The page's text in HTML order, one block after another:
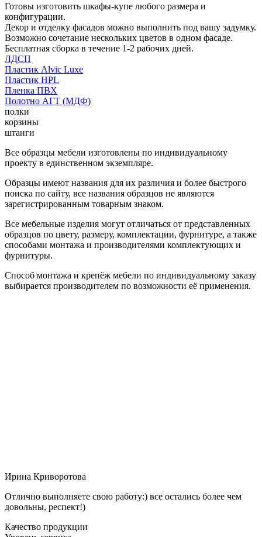
Готовы изготовить шкафы-купе любого размера и
конфигурации.
Декор и отделку фасадов можно выполнить под вашу задумку.
Возможно сочетание нескольких цветов в одном фасаде.
Бесплатная сборка в течение 1-2 рабочих дней.
ЛДСП
Пластик Alvic Luxe
Пластик HPL
Пленка ПВХ
Полотно АГТ (МДФ)
полки
корзины
штанги
Все образцы мебели изготовлены по индивидуальному
проекту в единственном экземпляре.
Образцы имеют названия для их различия и более быстрого
поиска по сайту, все названия образцов не являются
зарегистрированным товарным знаком.
Все мебельные изделия могут отличаться от представленных
образцов по цвету, размеру, комплектации, фурнитуре, а также
способами монтажа и производителями комплектующих и
фурнитуры.
Способ монтажа и крепёж мебели по индивидуальному заказу
выбирается производителем по возможности её применения.
Ирина Криворотова
Отлично выполняете свою работу:) все остались более чем
довольны, респект!)
Качество продукции